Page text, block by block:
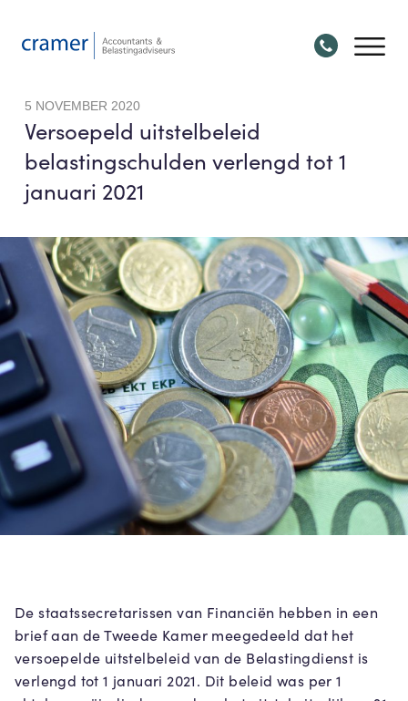
5 NOVEMBER 2020
Versoepeld uitstelbeleid
belastingschulden verlengd tot 1
januari 2021
De staatssecretarissen van Financiën hebben in een
brief aan de Tweede Kamer meegedeeld dat het
versoepelde uitstelbeleid van de Belastingdienst is
verlengd tot 1 januari 2021. Dit beleid was per 1